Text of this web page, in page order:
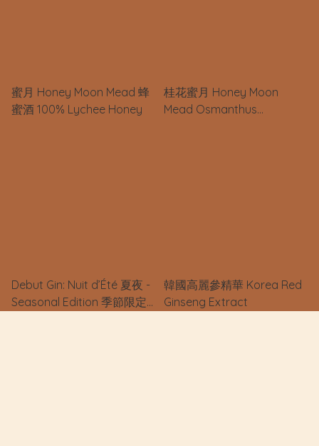
蜜月 Honey Moon Mead 蜂
蜜酒 100% Lychee Honey
桂花蜜月 Honey Moon
Mead Osmanthus
Debut Gin: Nuit d’Été 夏夜 -
Seasonal Edition 季節限定
韓國高麗參精華 Korea Red
Ginseng Extract